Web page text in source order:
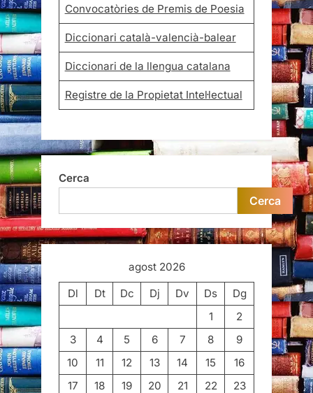
Convocatòries de Premis de Poesia
Diccionari català-valencià-balear
Diccionari de la llengua catalana
Registre de la Propietat Intel·lectual
Cerca
Cerca
agost 2026
Dl
Dt Dc Dj Dv Ds
Dg
1
2
3
4 5 6 7 8
9
10
11 12 13 14 15
16
17
18 19 20 21 22
23